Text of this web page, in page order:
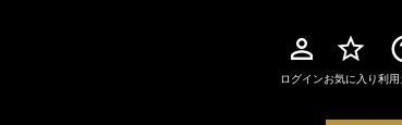
perm_identity
ログイン
star_border
お気に入り利用